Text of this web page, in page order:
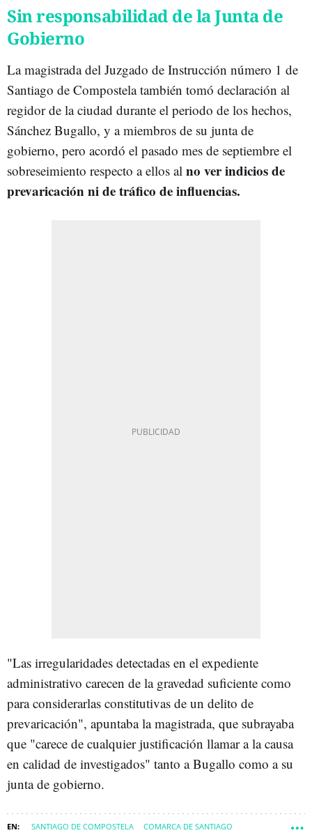
Sin responsabilidad de la Junta de
Gobierno
La magistrada del Juzgado de Instrucción número 1 de
Santiago de Compostela también tomó declaración al
regidor de la ciudad durante el periodo de los hechos,
Sánchez Bugallo, y a miembros de su junta de
gobierno, pero acordó el pasado mes de septiembre el
sobreseimiento respecto a ellos al no ver indicios de
prevaricación ni de tráfico de influencias.
"Las irregularidades detectadas en el expediente
administrativo carecen de la gravedad suficiente como
para considerarlas constitutivas de un delito de
prevaricación", apuntaba la magistrada, que subrayaba
que "carece de cualquier justificación llamar a la causa
en calidad de investigados" tanto a Bugallo como a su
junta de gobierno.
SANTIAGO DE COMPOSTELA COMARCA DE SANTIAGO